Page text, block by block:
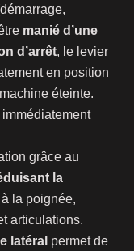
manié d’une
d’arrêt , le levier
en position
éteinte.
grâce au
la
à la poignée,
articulations.
latéral permet de